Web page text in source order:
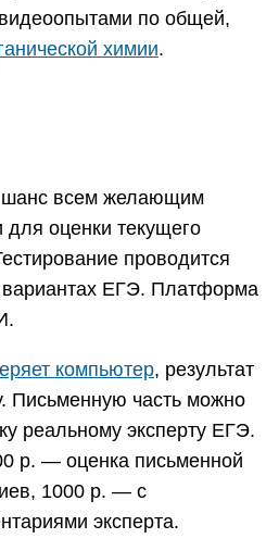
по общей,
химии.
шанс всем желающим
оценки текущего
проводится
ЕГЭ. Платформа
компьютер, результат
Письменную часть можно
реальному эксперту ЕГЭ.
р. — оценка письменной
1000 р. — с
эксперта.